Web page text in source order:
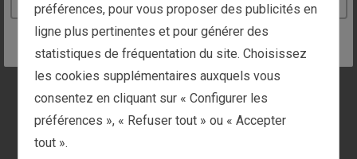
À PROPOS DE FISHER 04/08/2026
En quoi le modèle de service du Groupe Clientèle
privée de Fisher Investments est-il un avantage
pour nos clients ?
Fisher Investments Europe
préférences, pour vous proposer des publicités en
ligne plus pertinentes et pour générer des
statistiques de fréquentation du site. Choisissez
les cookies supplémentaires auxquels vous
consentez en cliquant sur « Configurer les
préférences », « Refuser tout » ou « Accepter
tout ».